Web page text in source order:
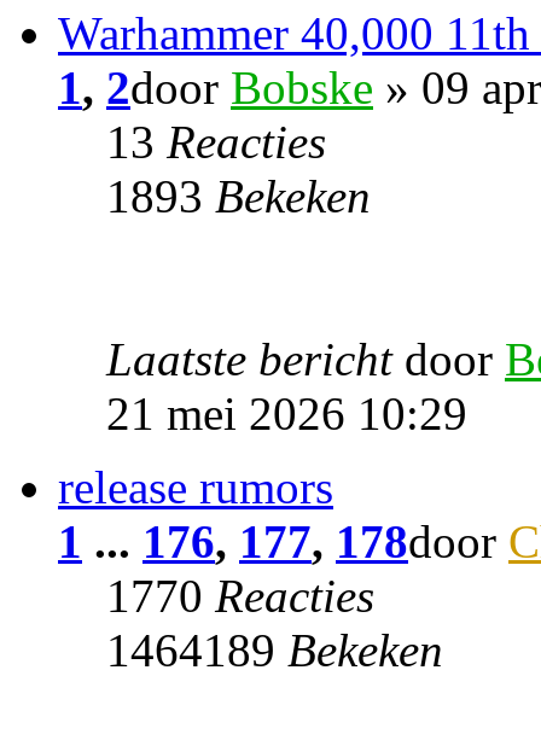
Warhammer 40,000
1, 2door Bobske » 09
13 Reacties
1893 Bekeken
Laatste bericht door
21 mei 2026 10:29
release rumors
1 ... 176, 177, 178door
1770 Reacties
1464189 Bekeken